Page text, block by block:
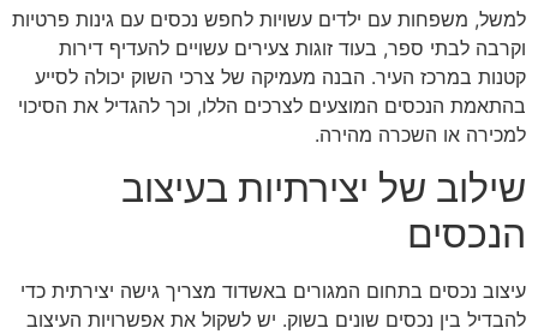
למשל, משפחות עם ילדים עשויות לחפש נכסים עם גינות פרטיות
וקרבה לבתי ספר, בעוד זוגות צעירים עשויים להעדיף דירות
קטנות במרכז העיר. הבנה מעמיקה של צרכי השוק יכולה לסייע
בהתאמת הנכסים המוצעים לצרכים הללו, וכך להגדיל את הסיכוי
למכירה או השכרה מהירה.
שילוב של יצירתיות בעיצוב
הנכסים
עיצוב נכסים בתחום המגורים באשדוד מצריך גישה יצירתית כדי
להבדיל בין נכסים שונים בשוק. יש לשקול את אפשרויות העיצוב